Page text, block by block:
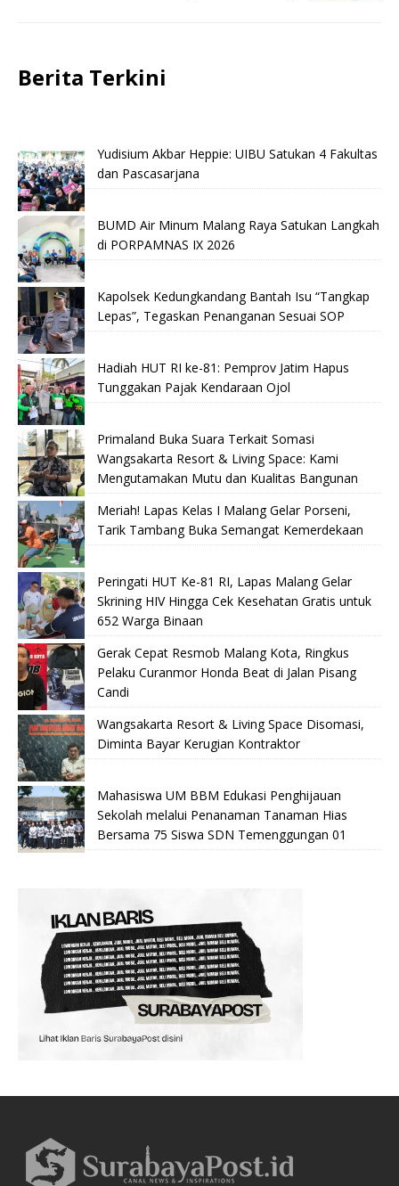
Berita Terkini
Yudisium Akbar Heppie: UIBU Satukan 4 Fakultas
dan Pascasarjana
BUMD Air Minum Malang Raya Satukan Langkah
di PORPAMNAS IX 2026
Kapolsek Kedungkandang Bantah Isu “Tangkap
Lepas”, Tegaskan Penanganan Sesuai SOP
Hadiah HUT RI ke-81: Pemprov Jatim Hapus
Tunggakan Pajak Kendaraan Ojol
Primaland Buka Suara Terkait Somasi
Wangsakarta Resort & Living Space: Kami
Mengutamakan Mutu dan Kualitas Bangunan
Meriah! Lapas Kelas I Malang Gelar Porseni,
Tarik Tambang Buka Semangat Kemerdekaan
Peringati HUT Ke-81 RI, Lapas Malang Gelar
Skrining HIV Hingga Cek Kesehatan Gratis untuk
652 Warga Binaan
Gerak Cepat Resmob Malang Kota, Ringkus
Pelaku Curanmor Honda Beat di Jalan Pisang
Candi
Wangsakarta Resort & Living Space Disomasi,
Diminta Bayar Kerugian Kontraktor
Mahasiswa UM BBM Edukasi Penghijauan
Sekolah melalui Penanaman Tanaman Hias
Bersama 75 Siswa SDN Temenggungan 01